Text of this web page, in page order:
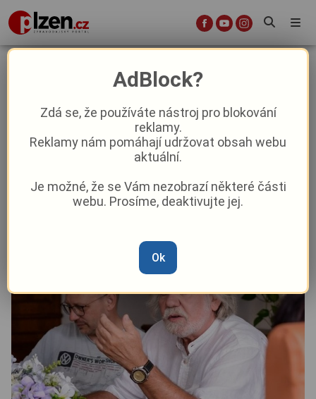
Plzeňský památkář Petr Marovič
oslavil významné jubileum. Na
radnici přijal blahopřání zástupců
města
Peggy Kýrová–7. 9. 2025 06:58
AdBlock?
Zdá se, že používáte nástroj pro blokování
reklamy.
Reklamy nám pomáhají udržovat obsah webu
aktuální.
Je možné, že se Vám nezobrazí některé části
webu. Prosíme, deaktivujte jej.
Ok